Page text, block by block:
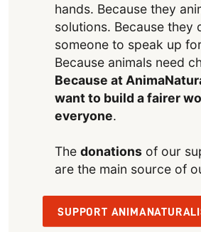
hands. Because they
solutions. Because they
someone to speak up
Because animals need
Because at
want to build a fairer
everyone.
The donationsof our
are the main source of
SUPPORT